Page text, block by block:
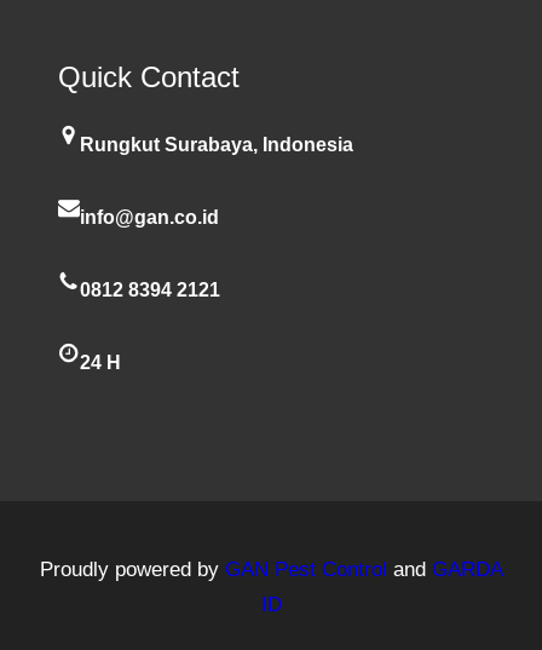
Quick Contact
Rungkut Surabaya, Indonesia
info@gan.co.id
0812 8394 2121
24 H
Proudly powered by GAN Pest Control and GARDA
ID